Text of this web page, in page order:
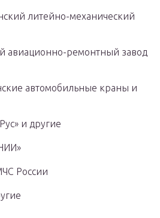
литейно-механический
авиационно-ремонтный завод
автомобильные краны и
и другие
России